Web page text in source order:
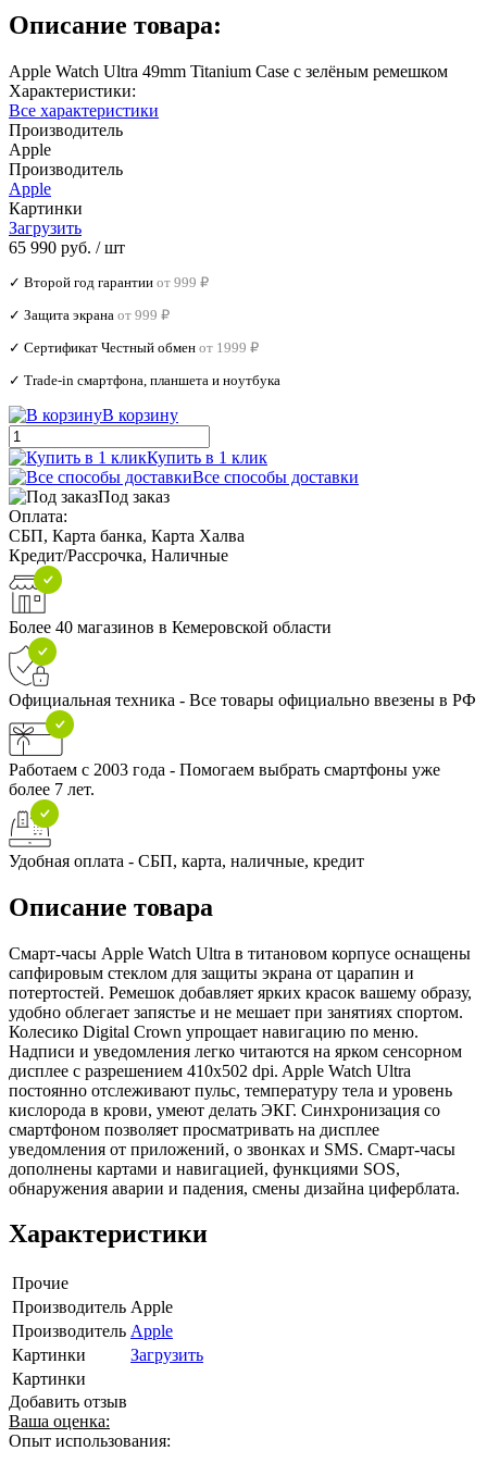
Описание товара:
Apple Watch Ultra 49mm Titanium Case с зелёным ремешком
Характеристики:
Все характеристики
Производитель
Apple
Производитель
Apple
Картинки
Загрузить
65 990 руб. / шт
✓ Второй год гарантии от 999 ₽
✓ Защита экрана от 999 ₽
✓ Сертификат Честный обмен от 1999 ₽
✓ Trade‑in смартфона, планшета и ноутбука
В корзину
Купить в 1 клик
Все способы доставки
Под заказ
Оплата:
СБП, Карта банка, Карта Халва
Кредит/Рассрочка, Наличные
Более 40 магазинов в Кемеровской области
Официальная техника - Все товары официально ввезены в РФ
Работаем с 2003 года - Помогаем выбрать смартфоны уже
более 7 лет.
Удобная оплата - СБП, карта, наличные, кредит
Описание товара
Смарт-часы Apple Watch Ultra в титановом корпусе оснащены
сапфировым стеклом для защиты экрана от царапин и
потертостей. Ремешок добавляет ярких красок вашему образу,
удобно облегает запястье и не мешает при занятиях спортом.
Колесико Digital Crown упрощает навигацию по меню.
Надписи и уведомления легко читаются на ярком сенсорном
дисплее с разрешением 410x502 dpi. Apple Watch Ultra
постоянно отслеживают пульс, температуру тела и уровень
кислорода в крови, умеют делать ЭКГ. Синхронизация со
смартфоном позволяет просматривать на дисплее
уведомления от приложений, о звонках и SMS. Смарт-часы
дополнены картами и навигацией, функциями SOS,
обнаружения аварии и падения, смены дизайна циферблата.
Характеристики
Прочие
Производитель Apple
Производитель Apple
Картинки
Загрузить
Картинки
Добавить отзыв
Ваша оценка:
Опыт использования: